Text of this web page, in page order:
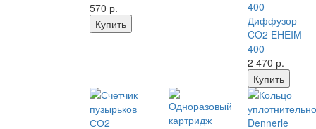
570 р.
Купить
Диффузор
CO2 EHEIM
400
2 470 р.
Купить